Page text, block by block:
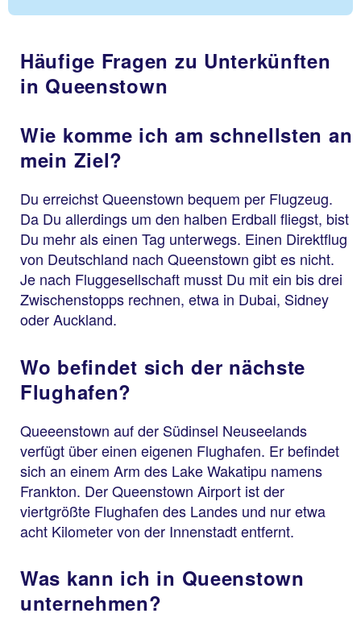
Häufige Fragen zu Unterkünften
in Queenstown
Wie komme ich am schnellsten an
mein Ziel?
Du erreichst Queenstown bequem per Flugzeug.
Da Du allerdings um den halben Erdball fliegst, bist
Du mehr als einen Tag unterwegs. Einen Direktflug
von Deutschland nach Queenstown gibt es nicht.
Je nach Fluggesellschaft musst Du mit ein bis drei
Zwischenstopps rechnen, etwa in Dubai, Sidney
oder Auckland.
Wo befindet sich der nächste
Flughafen?
Queeenstown auf der Südinsel Neuseelands
verfügt über einen eigenen Flughafen. Er befindet
sich an einem Arm des Lake Wakatipu namens
Frankton. Der Queenstown Airport ist der
viertgrößte Flughafen des Landes und nur etwa
acht Kilometer von der Innenstadt entfernt.
Was kann ich in Queenstown
unternehmen?